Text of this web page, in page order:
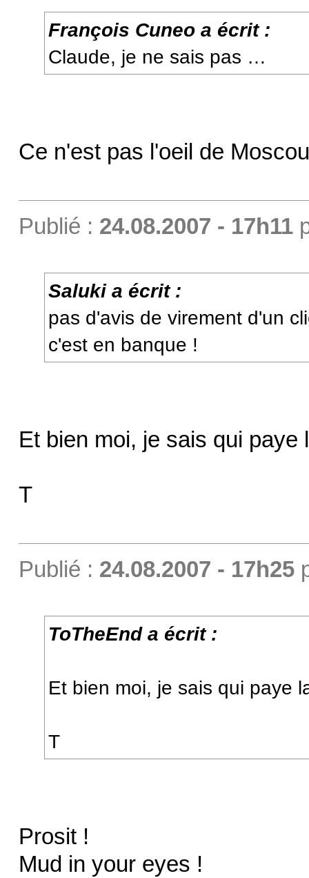
François Cuneo a écrit :
Claude, je ne sais pas …
Ce n'est pas l'oeil de
Publié : 24.08.2007 - 17h11
Saluki a écrit :
pas d'avis de virement d'un
c'est en banque !
Et bien moi, je sais qui paye
T
Publié : 24.08.2007 - 17h25
ToTheEnd a écrit :
Et bien moi, je sais qui paye
T
Prosit !
Mud in your eyes !